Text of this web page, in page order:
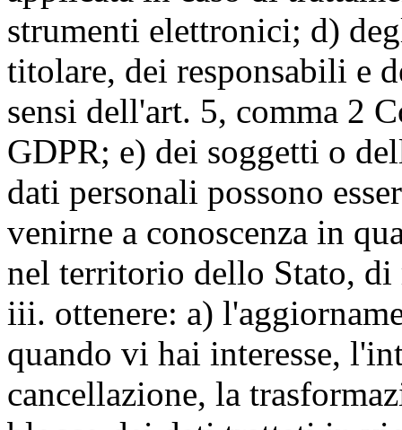
strumenti elettronici; d)
titolare, dei responsabili e
sensi dell'art. 5, comma 2
GDPR; e) dei soggetti o
dati personali possono
venirne a conoscenza in
nel territorio dello Stato,
iii. ottenere: a)
quando vi hai interesse,
cancellazione, la